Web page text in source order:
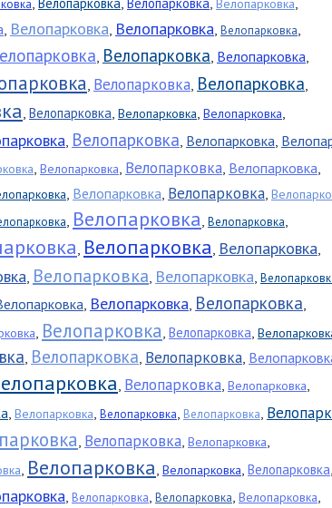
Велопарковка
, Велопарковка, Велопарковка, Велопарковка,
, Велопарковка, Велопарковка,
, Велопарковка, Велопарковка,
, Велопарковка, Велопарковка, Велопарковка,
, Велопарковка, Велопарковка,
, Велопарковка, Велопарковка, Велопарковка,
, Велопарковка, Велопарковка,
, Велопарковка, Велопарковка,
, Велопарковка, Велопарковка,
, Велопарковка, Велопарковка,
, Велопарковка, Велопарковка,
, Велопарковка, Велопарковка,
, Велопарковка, Велопарковка,
, Велопарковка, Велопарковка,
, Велопарковка, Велопарковка, Велопарковка,
, Велопарковка, Велопарковка,
, Велопарковка, Велопарковка, Велопарковка,
, Велопарковка, Велопарковка, Велопарковка,